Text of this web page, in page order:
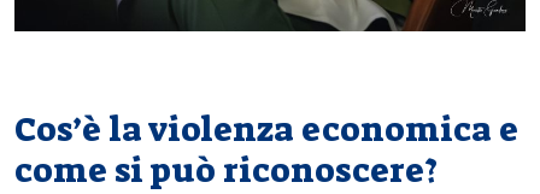
Cos’è la violenza economica e
come si può riconoscere?